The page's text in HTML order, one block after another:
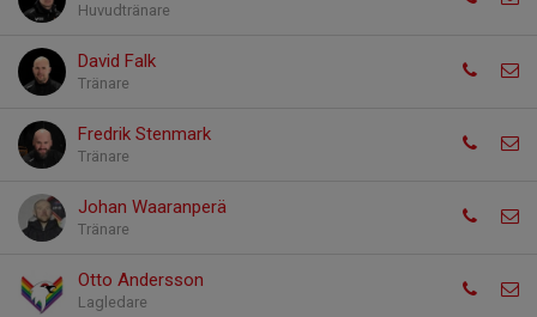
Huvudtränare
David Falk
Tränare
Fredrik Stenmark
Tränare
Johan Waaranperä
Tränare
Otto Andersson
Lagledare